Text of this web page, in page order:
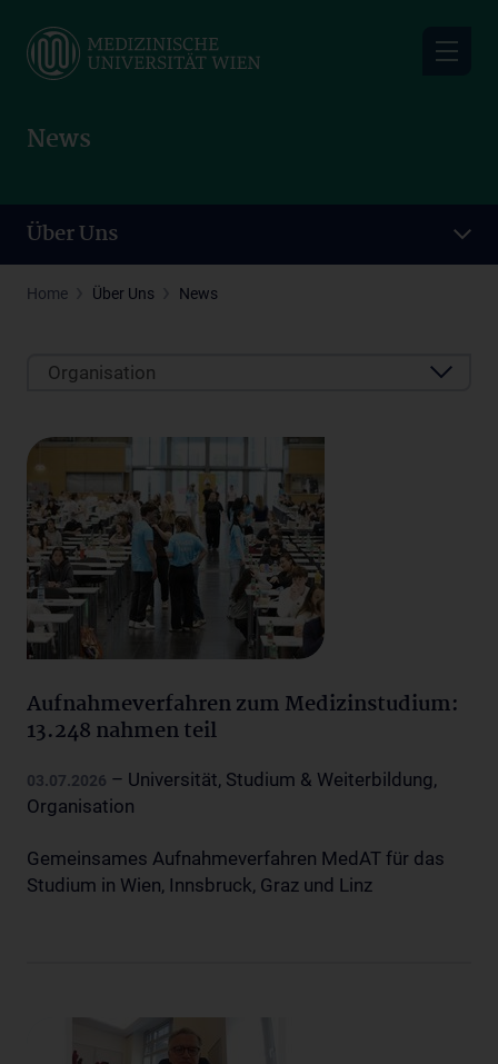
main
News
Über Uns
Home Über Uns News
Organisation
Aufnahmeverfahren zum Medizinstudium:
13.248 nahmen teil
03.07.2026 – Universität, Studium & Weiterbildung,
Organisation
Gemeinsames Aufnahmeverfahren MedAT für das
Studium in Wien, Innsbruck, Graz und Linz